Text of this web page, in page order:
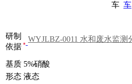
车 车
研制
依据
基质 5%硝酸
形态 液态